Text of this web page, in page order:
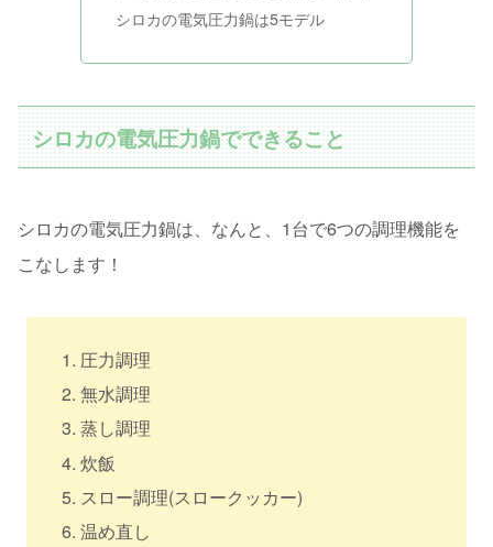
シロカの電気圧力鍋は5モデル
シロカの電気圧力鍋でできること
シロカの電気圧力鍋は、なんと、1台で6つの調理機能を
こなします！
圧力調理
無水調理
蒸し調理
炊飯
スロー調理(スロークッカー)
温め直し